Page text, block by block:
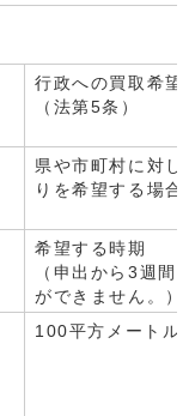
行政への買取希望
（法第5条）
県や市町村に対
りを希望する場合
希望する時期
（申出から3週間
ができません。）
100平方メートル